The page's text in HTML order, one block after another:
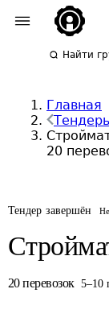
Найти
Главная
20
Тендер завершён
20 перевозок 5–10